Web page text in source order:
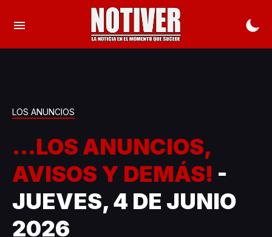
LOS ANUNCIOS
...LOS ANUNCIOS,
AVISOS Y DEMÁS! -
JUEVES, 4 DE JUNIO
2026